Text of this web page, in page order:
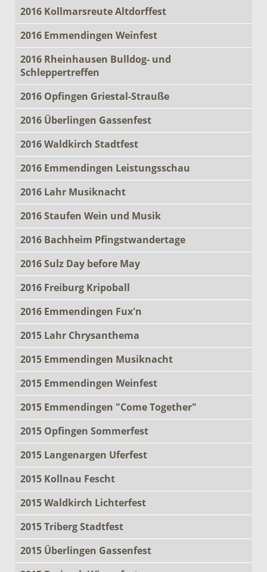
2016 Kollmarsreute Altdorffest
2016 Emmendingen Weinfest
2016 Rheinhausen Bulldog- und
Schleppertreffen
2016 Opfingen Griestal-Strauße
2016 Überlingen Gassenfest
2016 Waldkirch Stadtfest
2016 Emmendingen Leistungsschau
2016 Lahr Musiknacht
2016 Staufen Wein und Musik
2016 Bachheim Pfingstwandertage
2016 Sulz Day before May
2016 Freiburg Kripoball
2016 Emmendingen Fux'n
2015 Lahr Chrysanthema
2015 Emmendingen Musiknacht
2015 Emmendingen Weinfest
2015 Emmendingen "Come Together"
2015 Opfingen Sommerfest
2015 Langenargen Uferfest
2015 Kollnau Fescht
2015 Waldkirch Lichterfest
2015 Triberg Stadtfest
2015 Überlingen Gassenfest